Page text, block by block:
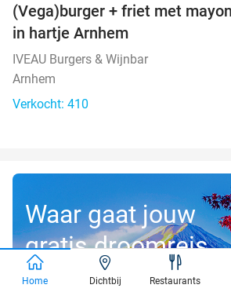
(Vega)burger + friet met
in hartje Arnhem
IVEAU Burgers & Wijnbar
Arnhem
Verkocht: 410
Waar gaat jouw
gratis droomreis
t.w.v. €3.000
Home Dichtbij Restaurants